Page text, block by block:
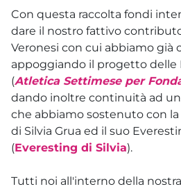
Con questa raccolta fondi
dare il nostro fattivo
Veronesi con cui abbiamo già
appoggiando il progetto delle
(Atletica Settimese per
dando inoltre continuità ad
che abbiamo sostenuto con
di Silvia Grua ed il suo
(Everesting di Silvia).
Tutti noi all'interno della